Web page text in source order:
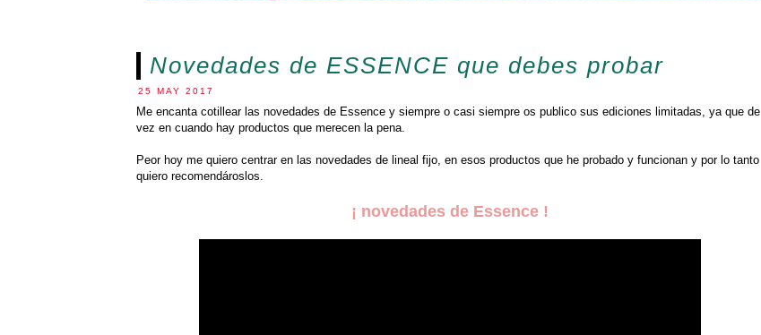
Novedades de ESSENCE que debes probar
25 MAY 2017
Me encanta cotillear las novedades de Essence y siempre o casi siempre os publico sus ediciones limitadas, ya que de
vez en cuando hay productos que merecen la pena.
Peor hoy me quiero centrar en las novedades de lineal fijo, en esos productos que he probado y funcionan y por lo tanto
quiero recomendároslos.
¡ novedades de Essence !